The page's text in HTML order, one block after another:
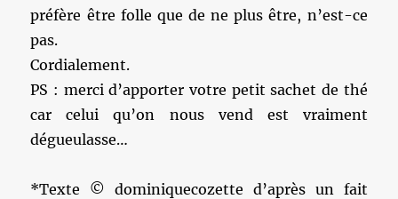
préfère être folle que de ne plus être, n’est-ce
pas.
Cordialement.
PS : merci d’apporter votre petit sachet de thé
car celui qu’on nous vend est vraiment
dégueulasse…
*Texte © dominiquecozette d’après un fait